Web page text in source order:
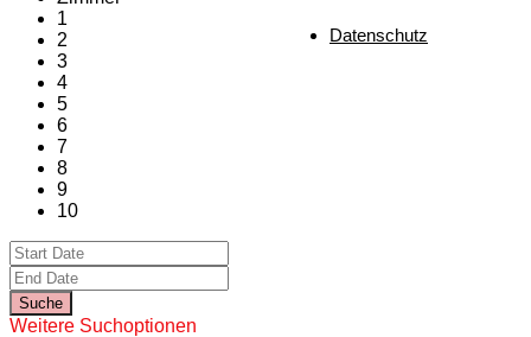
Datenschutz
1
2
3
4
5
6
7
8
9
10
Weitere Suchoptionen